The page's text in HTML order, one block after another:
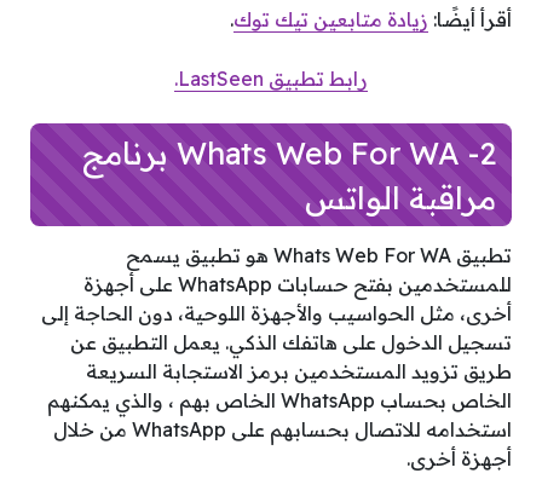
أقرأ أيضًا: زيادة متابعين تيك توك.
رابط تطبيق LastSeen.
2- Whats Web For WA برنامج
مراقبة الواتس
تطبيق Whats Web For WA هو تطبيق يسمح
للمستخدمين بفتح حسابات WhatsApp على أجهزة
أخرى، مثل الحواسيب والأجهزة اللوحية، دون الحاجة إلى
تسجيل الدخول على هاتفك الذكي. يعمل التطبيق عن
طريق تزويد المستخدمين برمز الاستجابة السريعة
الخاص بحساب WhatsApp الخاص بهم ، والذي يمكنهم
استخدامه للاتصال بحسابهم على WhatsApp من خلال
أجهزة أخرى.